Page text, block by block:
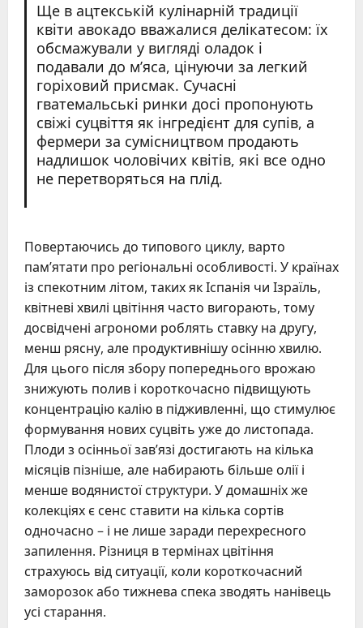
Ще в ацтекській кулінарній традиції
квіти авокадо вважалися делікатесом: їх
обсмажували у вигляді оладок і
подавали до м’яса, цінуючи за легкий
горіховий присмак. Сучасні
гватемальські ринки досі пропонують
свіжі суцвіття як інгредієнт для супів, а
фермери за сумісництвом продають
надлишок чоловічих квітів, які все одно
не перетворяться на плід.
Повертаючись до типового циклу, варто
пам’ятати про регіональні особливості. У країнах
із спекотним літом, таких як Іспанія чи Ізраїль,
квітневі хвилі цвітіння часто вигорають, тому
досвідчені агрономи роблять ставку на другу,
менш рясну, але продуктивнішу осінню хвилю.
Для цього після збору попереднього врожаю
знижують полив і короткочасно підвищують
концентрацію калію в підживленні, що стимулює
формування нових суцвіть уже до листопада.
Плоди з осінньої зав’язі достигають на кілька
місяців пізніше, але набирають більше олії і
менше водянистої структури. У домашніх же
колекціях є сенс ставити на кілька сортів
одночасно – і не лише заради перехресного
запилення. Різниця в термінах цвітіння
страхуюсь від ситуації, коли короткочасний
заморозок або тижнева спека зводять нанівець
усі старання.